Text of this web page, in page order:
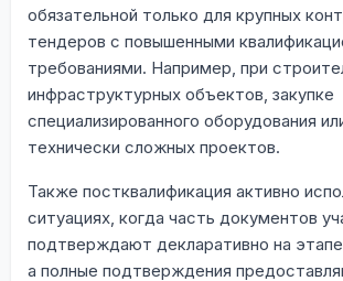
обязательной только для крупных
тендеров с повышенными
требованиями. Например, при
инфраструктурных объектов, закупке
специализированного оборудования
технически сложных проектов.
Также постквалификация активно
ситуациях, когда часть документов
подтверждают декларативно на этапе
а полные подтверждения